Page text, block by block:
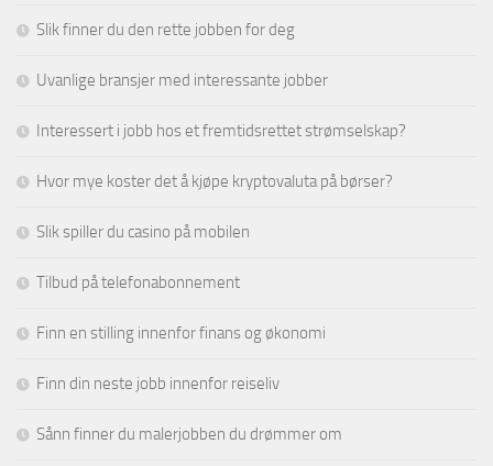
Slik finner du den rette jobben for deg
Uvanlige bransjer med interessante jobber
Interessert i jobb hos et fremtidsrettet strømselskap?
Hvor mye koster det å kjøpe kryptovaluta på børser?
Slik spiller du casino på mobilen
Tilbud på telefonabonnement
Finn en stilling innenfor finans og økonomi
Finn din neste jobb innenfor reiseliv
Sånn finner du malerjobben du drømmer om